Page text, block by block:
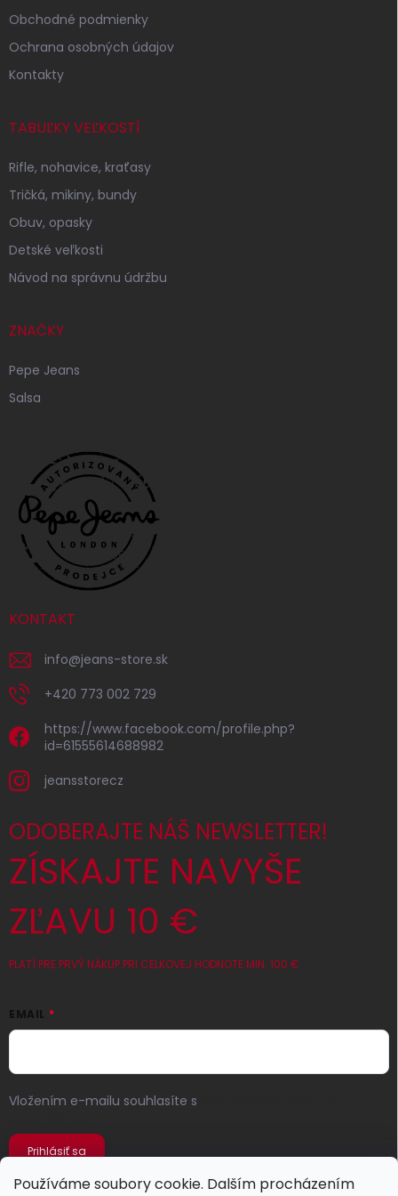
Používáme soubory cookie. Dalším procházením
Obchodné podmienky
Ochrana osobných údajov
Kontakty
TABUĽKY VEĽKOSTÍ
Rifle, nohavice, kraťasy
Tričká, mikiny, bundy
Obuv, opasky
Detské veľkosti
Návod na správnu údržbu
ZNAČKY
Pepe Jeans
Salsa
KONTAKT
info@jeans-store.sk
+420 773 002 729
https://www.facebook.com/profile.php?
id=61555614688982
jeansstorecz
ODOBERAJTE NÁŠ NEWSLETTER!
ZÍSKAJTE NAVYŠE
ZĽAVU 10 €
PLATÍ PRE PRVÝ NÁKUP PRI CELKOVEJ HODNOTE MIN. 100 €
EMAIL
Vložením e-mailu souhlasíte s
Prihlásiť sa